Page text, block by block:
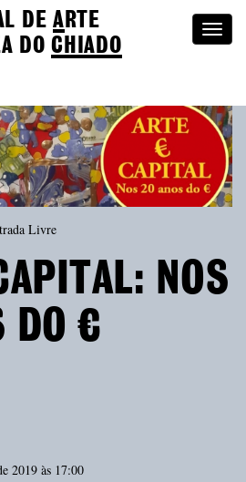
DEA RTE
DOCHIADO
Livre
NOS
DO €
2019 às 17:00